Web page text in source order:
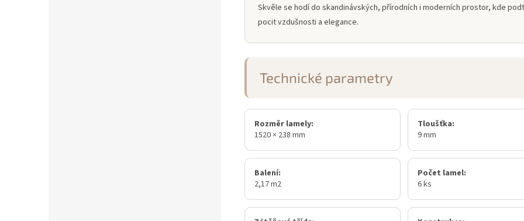
Skvěle se hodí do skandinávských, přírodních i moderních prostor, kde
pocit vzdušnosti a elegance.
Technické parametry
Rozměr lamely:
1520 × 238 mm
Tloušťka:
9 mm
Balení:
2,17 m2
Počet lamel:
6 ks